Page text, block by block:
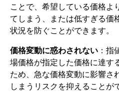
ことで、希望している価格よ
てしまう、または低すぎる価
状況を防ぐことができます。
価格変動に惑わされない ：指
場価格が指定した価格に達す
ため、急な価格変動に影響さ
しまうリスクを抑えることが